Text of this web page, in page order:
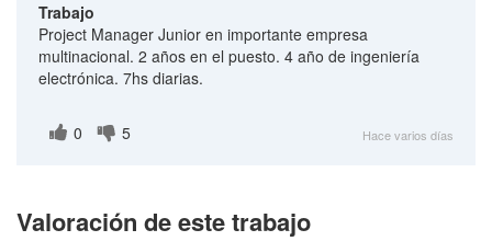
Trabajo
Project Manager Junior en importante empresa
multinacional. 2 años en el puesto. 4 año de ingeniería
electrónica. 7hs diarias.
0 5 Hace varios días
Valoración de este trabajo